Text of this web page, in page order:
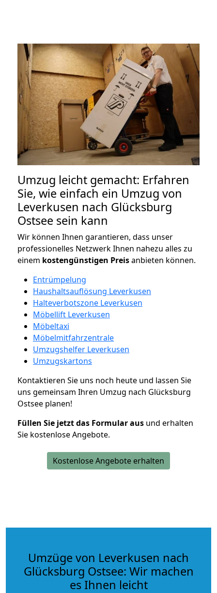
Umzug leicht gemacht: Erfahren
Sie, wie einfach ein Umzug von
Leverkusen nach Glücksburg
Ostsee sein kann
Wir können Ihnen garantieren, dass unser
professionelles Netzwerk Ihnen nahezu alles zu
einem kostengünstigen Preisanbieten können.
Entrümpelung
Haushaltsauflösung Leverkusen
Halteverbotszone Leverkusen
Möbellift Leverkusen
Möbeltaxi
Möbelmitfahrzentrale
Umzugshelfer Leverkusen
Umzugskartons
Kontaktieren Sie uns noch heute und lassen Sie
uns gemeinsam Ihren Umzug nach Glücksburg
Ostsee planen!
Füllen Sie jetzt das Formular aus und erhalten
Sie kostenlose Angebote.
Kostenlose Angebote erhalten
Umzüge von Leverkusen nach
Glücksburg Ostsee: Wir machen
es Ihnen leicht